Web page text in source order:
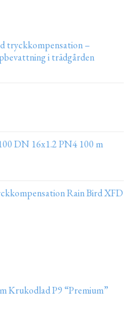
tryckkompensation –
i trädgården
DN 16x1.2 PN4 100 m
Rain Bird XFD
Krukodlad P9 “Premium”